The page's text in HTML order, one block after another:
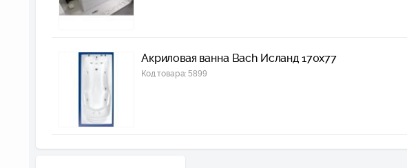
Акриловая ванна Bach Исланд 170х77
Код товара:5899